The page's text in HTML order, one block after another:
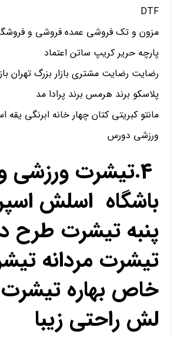
DTF
پارچه حریر کریپ ساتن اعتماد
رضایت رضایت مشتری بازار بزرگ تهران
پلاسکو برند هرمس برند پرادا مد
مانتو کبریتی کتان چهار خانه ابرنگی
ورزشی دورس
4.تیشرت ورزشی
باشگاه اسلش
پنبه تیشرت طرح
تیشرت مردانه
خاص بهاره تیشرت
لش راحتی زیبا